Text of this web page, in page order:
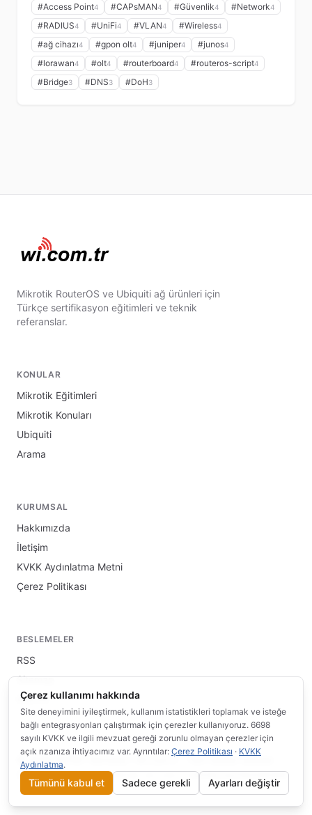
#Access Point4 #CAPsMAN4 #Güvenlik4 #Network4
#RADIUS4 #UniFi4 #VLAN4 #Wireless4
#ağ cihazı4 #gpon olt4 #juniper4 #junos4
#lorawan4 #olt4 #routerboard4 #routeros-script4
#Bridge3 #DNS3 #DoH3
Mikrotik RouterOS ve Ubiquiti ağ ürünleri için
Türkçe sertifikasyon eğitimleri ve teknik
referanslar.
KONULAR
Mikrotik Eğitimleri
Mikrotik Konuları
Ubiquiti
Arama
KURUMSAL
Hakkımızda
İletişim
KVKK Aydınlatma Metni
Çerez Politikası
BESLEMELER
RSS
Sitemap
llms.txt
© 2026 INFRA Teknoloji / Wi.com.tr · Tüm hakları saklıdır.
Çerez Tercihlerim·Bu site altında yayınlanmaktadır.
Çerez kullanımı hakkında
Site deneyimini iyileştirmek, kullanım istatistikleri toplamak ve isteğe
bağlı entegrasyonları çalıştırmak için çerezler kullanıyoruz. 6698
sayılı KVKK ve ilgili mevzuat gereği zorunlu olmayan çerezler için
açık rızanıza ihtiyacımız var. Ayrıntılar: Çerez Politikası · KVKK
Aydınlatma.
Tümünü kabul et Sadece gerekli Ayarları değiştir